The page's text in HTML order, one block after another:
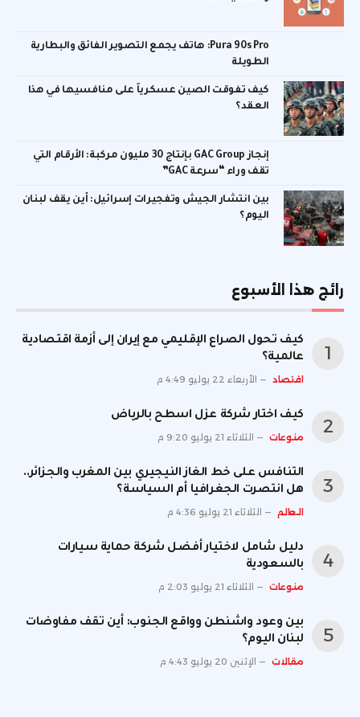
Pura 90s Pro: هاتف يجمع التصوير الفائق والبطارية
الطويلة
كيف تفوقت الصين عسكرياً على منافسيها في هذا
العقد؟
إنجاز GAC Group بإنتاج 30 مليون مركبة: الأرقام التي
تقف وراء “سرعة GAC”
بين انتشار الجيش وتفجيرات إسرائيل: أين يقف لبنان
اليوم؟
رائج هذا الأسبوع
كيف تحول الصراع الإقليمي مع إيران إلى أزمة اقتصادية
عالمية؟
اقتصاد الأربعاء 22 يوليو 4:49 م
كيف اختار شركة عزل اسطح بالرياض
منوعات الثلاثاء 21 يوليو 9:20 م
التنافس على خط الغاز النيجيري بين المغرب والجزائر..
هل انتصرت الجغرافيا أم السياسة؟
العالم الثلاثاء 21 يوليو 4:36 م
دليل شامل لاختيار أفضل شركة حماية سيارات
بالسعودية
منوعات الثلاثاء 21 يوليو 2:03 م
بين وعود واشنطن وواقع الجنوب: أين تقف مفاوضات
لبنان اليوم؟
مقالات الإثنين 20 يوليو 4:43 م